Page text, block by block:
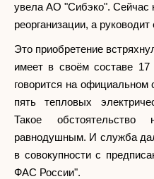
увела АО "Сибэко". Сейчас
реорганизации, а
Это приобретение
имеет в своём составе
говорится на официальном
пять тепловых
Такое
равнодушным. И служба
в совокупности с
ФАС России".